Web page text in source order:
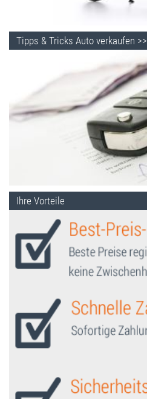
Tipps & Tricks Auto verkaufen >>
Ihre Vorteile